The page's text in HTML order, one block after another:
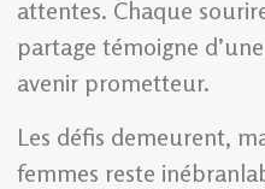
attentes. Chaque
partage témoigne
avenir prometteur.
Les défis demeurent,
femmes reste